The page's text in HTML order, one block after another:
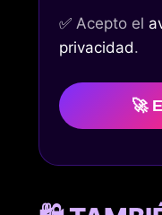
✅ Acepto el
privacidad.
🚀